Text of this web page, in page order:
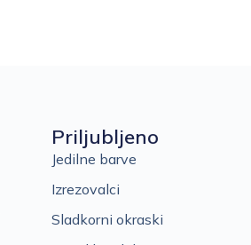
Priljubljeno
Jedilne barve
Izrezovalci
Sladkorni okraski